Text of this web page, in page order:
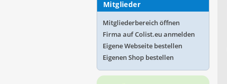
Mitglieder
Mitgliederbereich öffnen
Firma auf Colist.eu anmelden
Eigene Webseite bestellen
Eigenen Shop bestellen